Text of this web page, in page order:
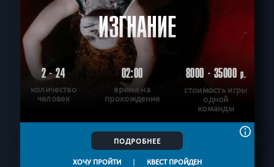
ИЗГНАНИЕ
2 - 24
количество
человек
02:00
время на
прохождение
8000 - 35000р.
стоимость игры
одной
команды
ПОДРОБНЕЕ
ХОЧУ ПРОЙТИ | КВЕСТ ПРОЙДЕН